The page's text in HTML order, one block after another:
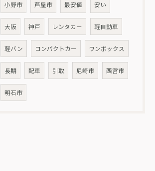
小野市 芦屋市 最安値 安い
大阪 神戸 レンタカー 軽自動車
軽バン コンパクトカー ワンボックス
長期 配車 引取 尼崎市 西宮市
明石市